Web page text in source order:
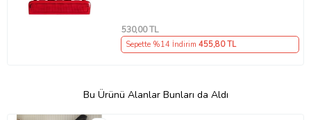
530,00 TL
Sepette %14 İndirim 455,80 TL
Bu Ürünü Alanlar Bunları da Aldı